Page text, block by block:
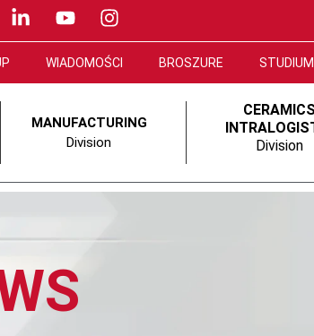
WIADOMOŚCI BROSZURE
MANUFACTURING
Division
CERAMICS
Division